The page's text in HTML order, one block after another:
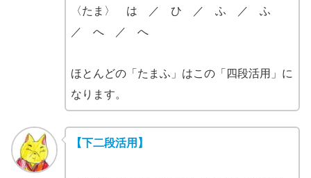
〈たま〉 は ／ ひ ／ ふ ／ ふ
／ へ ／ へ
ほとんどの「たまふ」はこの「四段活用」に
なります。
【下二段活用】